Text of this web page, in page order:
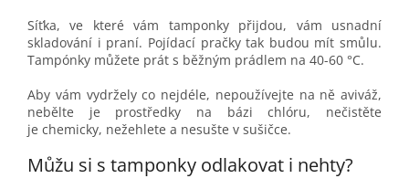
Síťka, ve které vám tamponky přijdou, vám usnadní
skladování i praní. Pojídací pračky tak budou mít smůlu.
Tampónky můžete prát s běžným prádlem na 40-60 °C.
Aby vám vydržely co nejdéle, nepoužívejte na ně aviváž,
nebělte je prostředky na bázi chlóru, nečistěte
je chemicky, nežehlete a nesušte v sušičce.
Můžu si s tamponky odlakovat i nehty?